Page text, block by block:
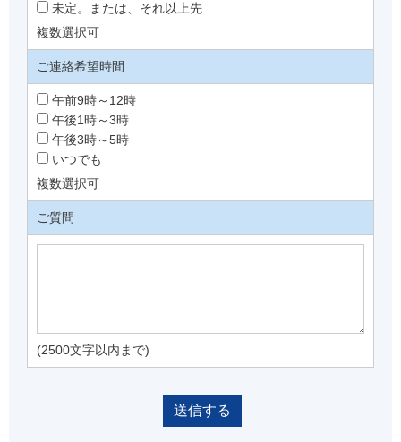
未定。または、それ以上先
複数選択可
ご連絡希望時間
午前9時～12時
午後1時～3時
午後3時～5時
いつでも
複数選択可
ご質問
(2500文字以内まで)